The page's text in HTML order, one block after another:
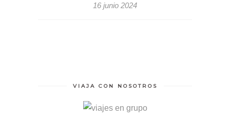
16 junio 2024
VIAJA CON NOSOTROS